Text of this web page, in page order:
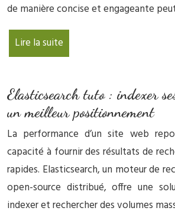
de manière concise et engageante
Lire la suite
Elasticsearch tuto : indexer
un meilleur positionnement
La performance d’un site web
capacité à fournir des résultats de
rapides. Elasticsearch, un moteur de
open-source distribué, offre une
indexer et rechercher des volumes